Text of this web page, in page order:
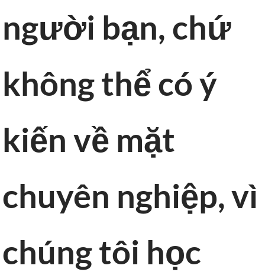
người bạn, chứ
không thể có ý
kiến về mặt
chuyên nghiệp, vì
chúng tôi học